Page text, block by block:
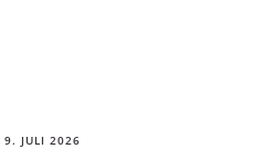
9. JULI 2026